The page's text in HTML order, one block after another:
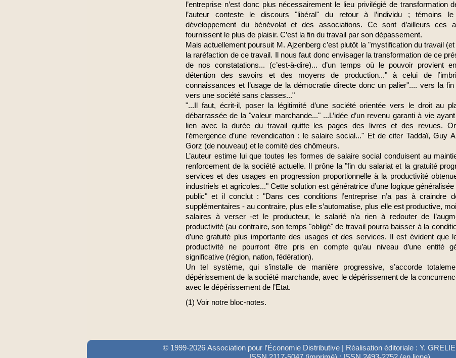
l’entreprise n’est donc plus nécessairement le lieu privilégié de transformation
l’auteur conteste le discours "libéral" du retour à l’individu ; témoins
développement du bénévolat et des associations. Ce sont d’ailleurs ces
fournissent le plus de plaisir. C’est la fin du travail par son dépassement.
Mais actuellement poursuit M. Ajzenberg c’est plutôt la "mystification du travail
la raréfaction de ce travail. Il nous faut donc envisager la transformation de ce
de nos constatations... (c’est-à-dire)... d’un temps où le pouvoir provient
détention des savoirs et des moyens de production..." à celui de
connaissances et l’usage de la démocratie directe donc un palier".... vers la fin
vers une société sans classes..."
"...Il faut, écrit-il, poser la légitimité d’une société orientée vers le droit au
débarrassée de la "valeur marchande..." ...L’idée d’un revenu garanti à vie
lien avec la durée du travail quitte les pages des livres et des revues.
l’émergence d’une revendication : le salaire social..." Et de citer Taddaï, Guy
Gorz (de nouveau) et le comité des chômeurs.
L’auteur estime lui que toutes les formes de salaire social conduisent au
renforcement de la société actuelle. Il prône la "fin du salariat et la gratuité
services et des usages en progression proportionnelle à la productivité
industriels et agricoles..." Cette solution est génératrice d’une logique
public" et il conclut : "Dans ces conditions l’entreprise n’a pas à craindre
supplémentaires - au contraire, plus elle s’automatise, plus elle est productive,
salaires à verser -et le producteur, le salarié n’a rien à redouter de
productivité (au contraire, son temps "obligé" de travail pourra baisser à la
d’une gratuité plus importante des usages et des services. Il est évident que
productivité ne pourront être pris en compte qu’au niveau d’une entité
significative (région, nation, fédération).
Un tel système, qui s’installe de manière progressive, s’accorde
dépérissement de la société marchande, avec le dépérissement de la
avec le dépérissement de l’Etat.
(1) Voir notre bloc-notes.
© 1999-2026 Association pour l’Économie Distributive | Réalisation éditoriale : Y.